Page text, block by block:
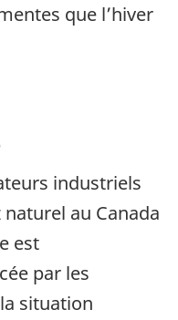
que l’hiver
industriels
au Canada
est
par les
situation